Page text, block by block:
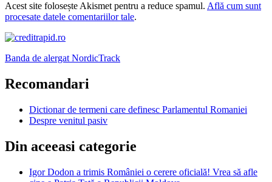
Acest site folosește Akismet pentru a reduce spamul. Află cum sunt
procesate datele comentariilor tale.
Banda de alergat NordicTrack
Recomandari
Dictionar de termeni care definesc Parlamentul Romaniei
Despre venitul pasiv
Din aceeasi categorie
Igor Dodon a trimis României o cerere oficială! Vrea să afle